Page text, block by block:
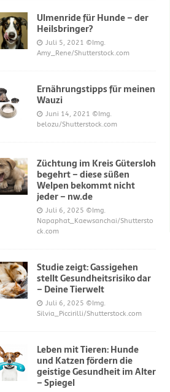
– nw.de
– Spiegel
SPORT
– OP-
Ulmenride für Hunde – der
Heilsbringer?
Juli 5, 2021 ©Img.
Amy_Rene/Shutterstock.com
Ernährungstipps für meinen
Wauzi
Juni 14, 2021 ©Img.
belozu/Shutterstock.com
Züchtung im Kreis Gütersloh
begehrt – diese süßen
Welpen bekommt nicht
jeder – nw.de
Juli 6, 2025 ©Img.
Napaphat_Kaewsanchai/Shuttersto
ck.com
Studie zeigt: Gassigehen
stellt Gesundheitsrisiko dar
– Deine Tierwelt
Juli 6, 2025 ©Img.
Silvia_Piccirilli/Shutterstock.com
Leben mit Tieren: Hunde
und Katzen fördern die
geistige Gesundheit im Alter
– Spiegel